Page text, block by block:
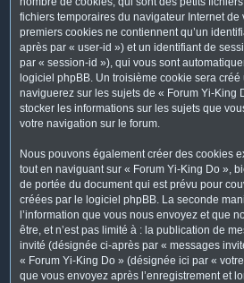
fichiers temporaires du navigateur Internet de
premiers cookies ne contiennent qu’un
après par « user-id ») et un identifiant de
par « session-id »), qui vous sont
logiciel phpBB. Un troisième cookie sera
naviguerez sur les sujets de « Forum Yi-King
stocker les informations sur les sujets que
votre navigation sur le forum.
Nous pouvons également créer des cookies
tout en naviguant sur « Forum Yi-King Do »,
de portée du document qui est prévu pour
créées par le logiciel phpBB. La seconde
l’information que vous nous envoyez et que
être, et n’est pas limité à : la publication de
invité (désignée ci-après par « messages
« Forum Yi-King Do » (désignée ici par «
que vous envoyez après l’enregistrement et